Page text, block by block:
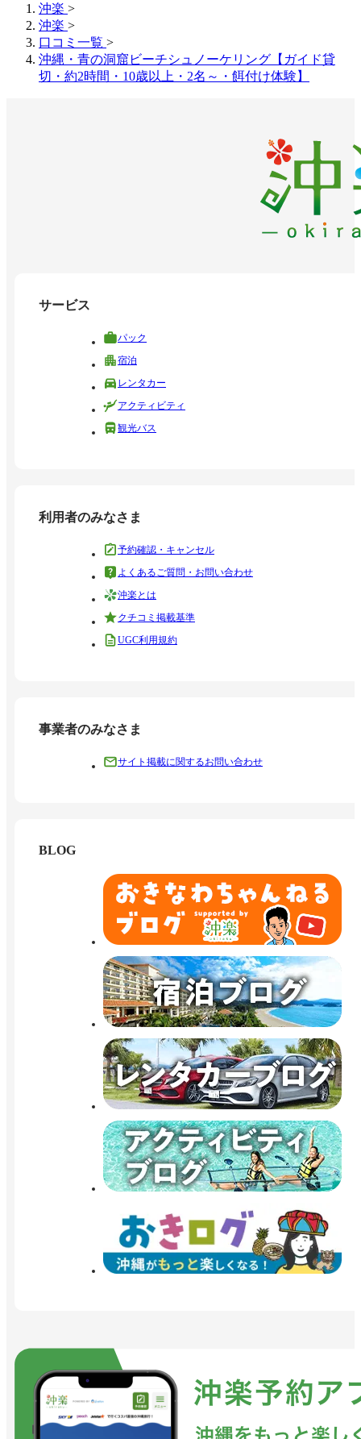
沖楽 >
沖楽 >
口コミ一覧 >
沖縄・青の洞窟ビーチシュノーケリング【ガイド貸
切・約2時間・10歳以上・2名～・餌付け体験】
サービス
パック
宿泊
レンタカー
アクティビティ
観光バス
利用者のみなさま
予約確認・キャンセル
よくあるご質問・お問い合わせ
沖楽とは
クチコミ掲載基準
UGC利用規約
事業者のみなさま
サイト掲載に関するお問い合わせ
BLOG